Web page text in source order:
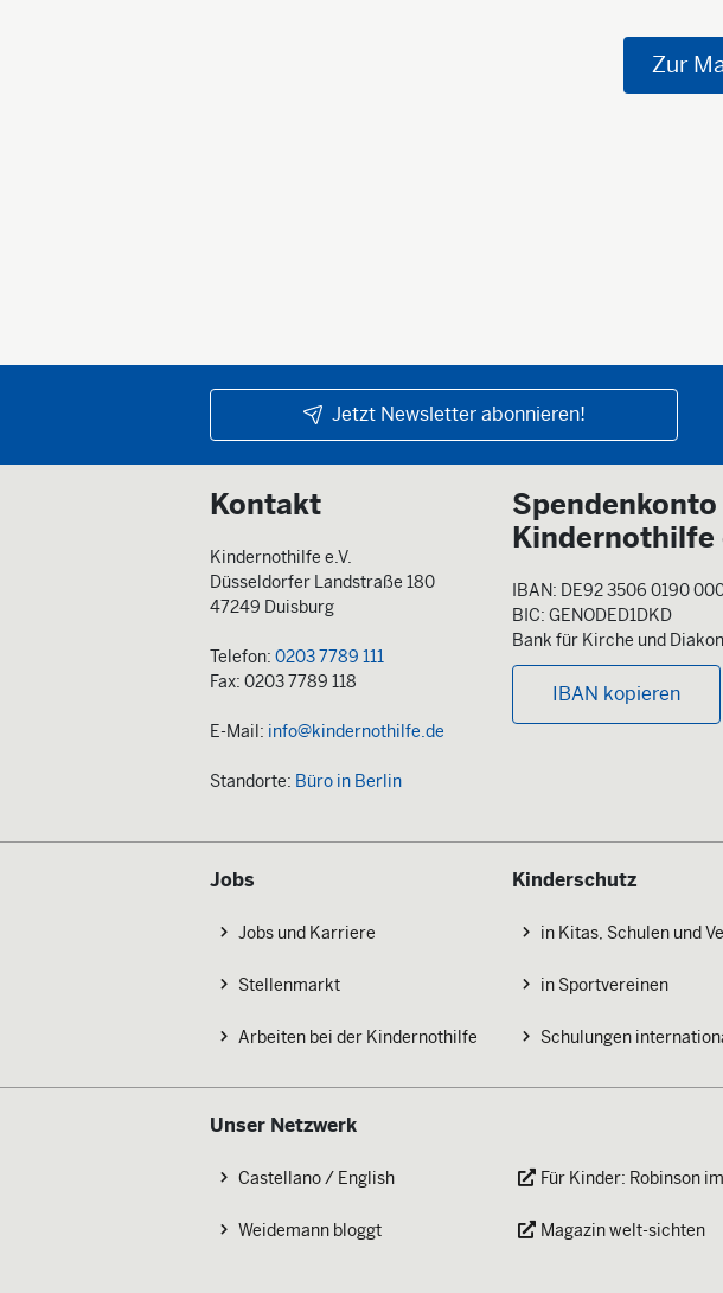
Zur
Jetzt Newsletter abonnieren!
Kontakt
Kindernothilfe e.V.
Düsseldorfer Landstraße 180
47249 Duisburg
Telefon: 0203 7789 111
Fax: 0203 7789 118
E-Mail: info@kindernothilfe.de
Standorte: Büro in Berlin
Spendenkonto
Kindernothilfe
IBAN: DE92 3506 0190
BIC: GENODED1DKD
Bank für Kirche und
IBAN kopieren
Jobs
Jobs und Karriere
Stellenmarkt
Arbeiten bei der Kindernothilfe
Kinderschutz
in Kitas, Schulen und
in Sportvereinen
Schulungen
Unser Netzwerk
Castellano / English
Weidemann bloggt
Für Kinder: Robinson
Magazin welt-sichten